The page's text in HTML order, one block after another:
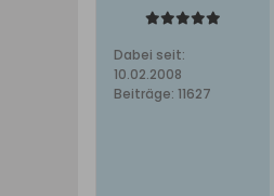
Dabei seit:
10.02.2008
Beiträge: 11627